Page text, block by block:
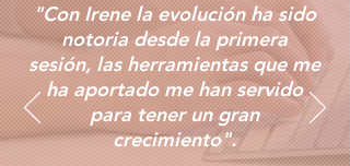
"Con Irene la evolución ha sido
notoria desde la primera
sesión, las herramientas que me
ha aportado me han servido
para tener un gran
crecimiento".